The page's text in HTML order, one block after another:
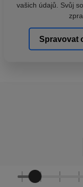
vašich údajů. Svůj
Spravovat